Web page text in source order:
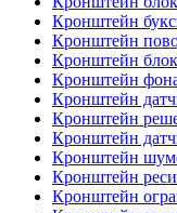
Кронштейн
Кронштейн
Кронштейн
Кронштейн
Кронштейн
Кронштейн
Кронштейн
Кронштейн
Кронштейн
Кронштейн